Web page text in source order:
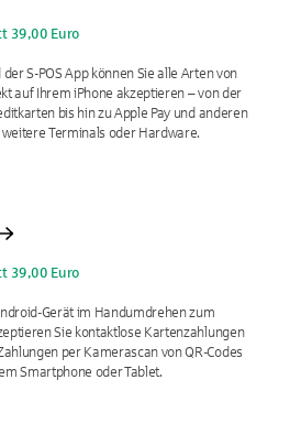
39,00 Euro
S-POS App können Sie alle Arten von
auf Ihrem iPhone akzeptieren – von der
bis hin zu Apple Pay und anderen
Terminals oder Hardware.
39,00 Euro
Gerät im Handumdrehen zum
Sie kontaktlose Kartenzahlungen
per Kamerascan von QR-Codes
Smartphone oder Tablet.